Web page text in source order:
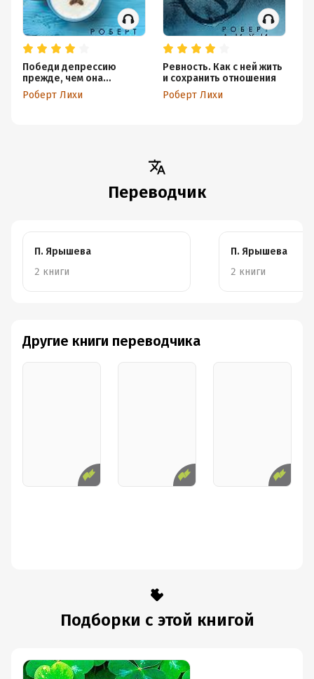
Победи депрессию
прежде, чем она
победит тебя
Роберт Лихи
Ревность. Как с ней жить
и сохранить отношения
Роберт Лихи
Переводчик
П. Ярышева
2 книги
П. Ярышева
2 книги
Другие книги переводчика
Подборки с этой книгой